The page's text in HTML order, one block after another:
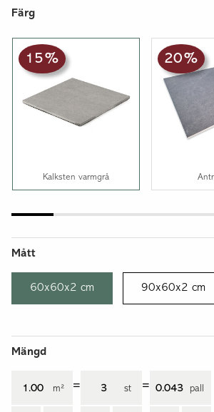
Färg
15 %
Kalksten varmgrå
20 %
Mått
60x60x2 cm 90x60x2 cm
Mängd
m² = st = pall